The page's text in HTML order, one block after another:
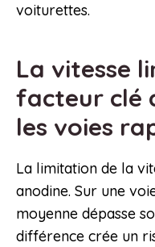
voiturettes.
La vitesse
facteur clé
les voies
La limitation de la
anodine. Sur une
moyenne dépasse
différence crée un